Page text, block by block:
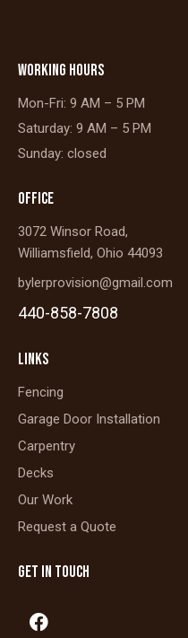
WORKING HOURS
Mon-Fri: 9 AM – 5 PM
Saturday: 9 AM – 5 PM
Sunday: closed
OFFICE
3072 Winsor Road,
Williamsfield, Ohio 44093
bylerprovision@gmail.com
440-858-7808
LINKS
Fencing
Garage Door Installation
Carpentry
Decks
Our Work
Request a Quote
GET IN TOUCH